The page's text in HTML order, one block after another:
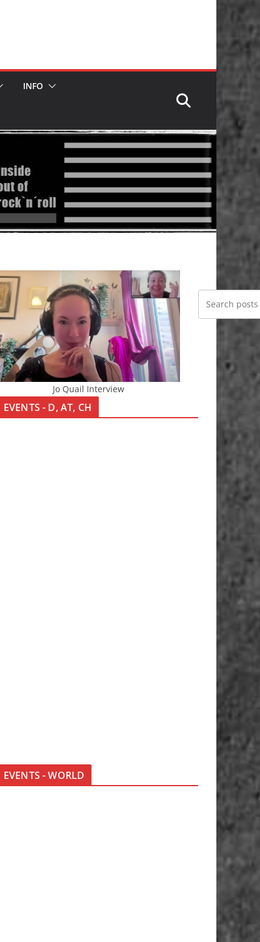
INFO
Jo Quail Interview
EVENTS - D, AT, CH
EVENTS - WORLD